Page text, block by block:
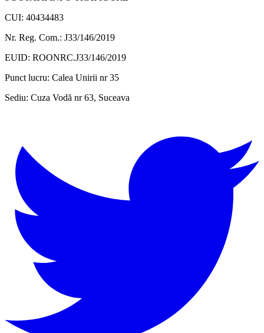
CUI: 40434483
Nr. Reg. Com.: J33/146/2019
EUID: ROONRC.J33/146/2019
Punct lucru: Calea Unirii nr 35
Sediu: Cuza Vodă nr 63, Suceava